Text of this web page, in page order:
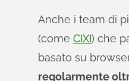
Anche i team di
(come CIXI) che
basato su
regolarmente